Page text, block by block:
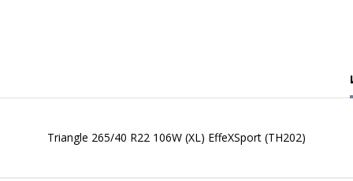
Triangle 265/40 R22 106W (XL) EffeXSport (TH202)